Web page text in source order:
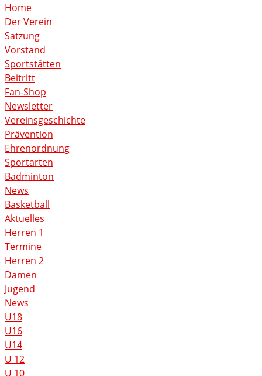
Home
Der Verein
Satzung
Vorstand
Sportstätten
Beitritt
Fan-Shop
Newsletter
Vereinsgeschichte
Prävention
Ehrenordnung
Sportarten
Badminton
News
Basketball
Aktuelles
Herren 1
Termine
Herren 2
Damen
Jugend
News
U18
U16
U14
U 12
U 10